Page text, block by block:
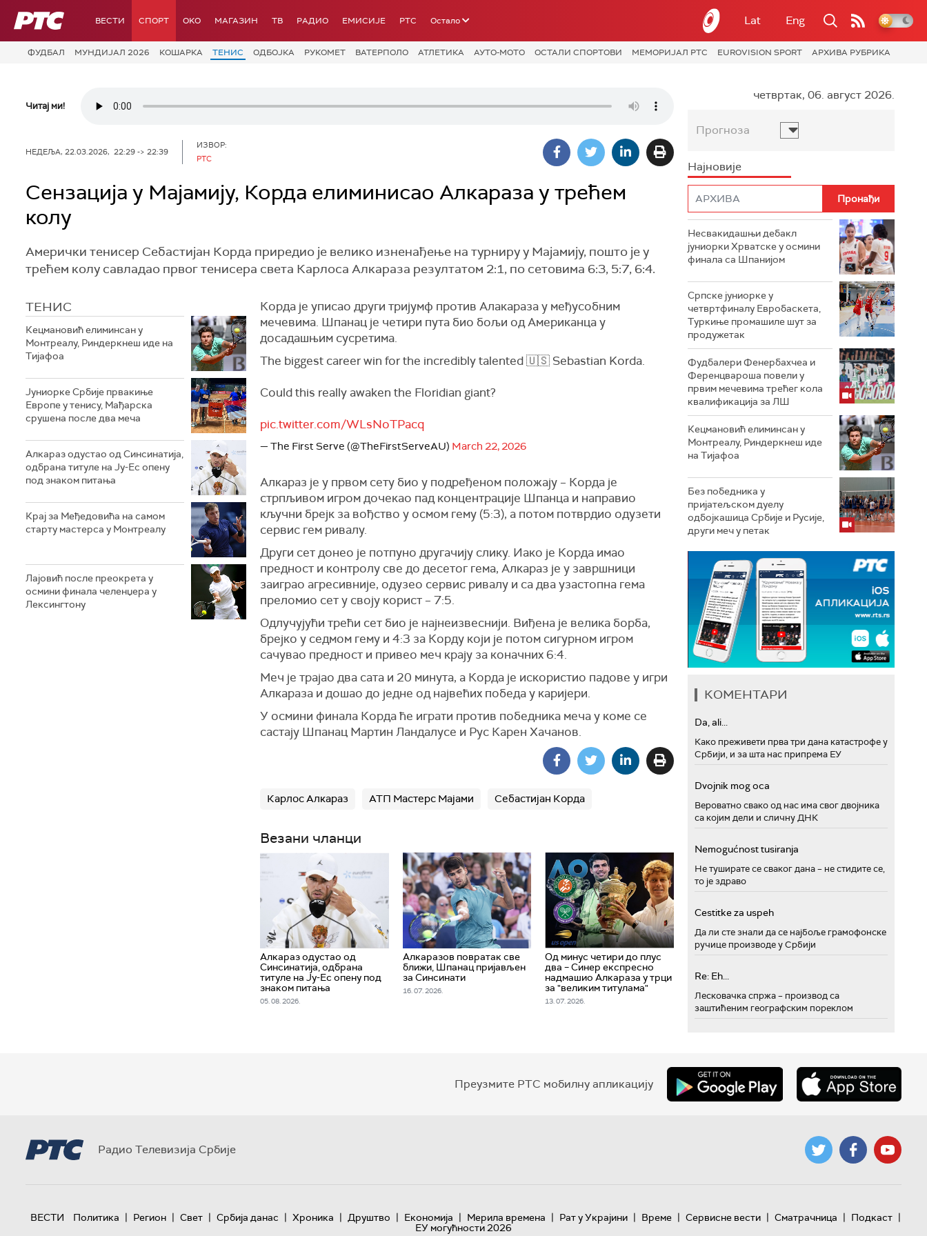
РТС ВЕСТИ СПОРТ OKO МАГАЗИН ТВ РАДИО ЕМИСИЈЕ РТС Остало Lat Eng
ФУДБАЛ МУНДИЈАЛ 2026 КОШАРКА ТЕНИС ОДБОЈКА РУКОМЕТ ВАТЕРПОЛО АТЛЕТИКА АУТО-МОТО ОСТАЛИ СПОРТОВИ МЕМОРИЈАЛ РТС EUROVISION SPORT АРХИВА РУБРИКА
Читај ми!
НЕДЕЉА, 22.03.2026, 22:29 -> 22:39
ИЗВОР:
РТС
Сензација у Мајамију, Корда елиминисао Алкараза у трећем
колу
Амерички тенисер Себастијан Корда приредио је велико изненађење на турниру у Мајамију, пошто је у
трећем колу савладао првог тенисера света Карлоса Алкараза резултатом 2:1, по сетовима 6:3, 5:7, 6:4.
ТЕНИС
Кецмановић елиминсан у
Монтреалу, Риндеркнеш иде на
Тијафоа
Јуниорке Србије првакиње
Европе у тенису, Мађарска
срушена после два меча
Алкараз одустао од Синсинатија,
одбрана титуле на Ју-Ес опену
под знаком питања
Крај за Међедовића на самом
старту мастерса у Монтреалу
Лајовић после преокрета у
осмини финала челенџера у
Лексингтону
Корда је уписао други тријумф против Алакараза у међусобним
мечевима. Шпанац је четири пута био бољи од Американца у
досадашњим сусретима.
The biggest career win for the incredibly talented 🇺🇸 Sebastian Korda.
Could this really awaken the Floridian giant?
pic.twitter.com/WLsNoTPacq
— The First Serve (@TheFirstServeAU) March 22, 2026
Алкараз је у првом сету био у подређеном положају – Корда је
стрпљивом игром дочекао пад концентрације Шпанца и направио
кључни брејк за вођство у осмом гему (5:3), а потом потврдио одузети
сервис гем ривалу.
Други сет донео је потпуно другачију слику. Иако је Корда имао
предност и контролу све до десетог гема, Алкараз је у завршници
заиграо агресивније, одузео сервис ривалу и са два узастопна гема
преломио сет у своју корист – 7:5.
Одлучујући трећи сет био је најнеизвеснији. Виђена је велика борба,
брејко у седмом гему и 4:3 за Корду који је потом сигурном игром
сачувао предност и привео меч крају за коначних 6:4.
Меч је трајао два сата и 20 минута, а Корда је искористио падове у игри
Алкараза и дошао до једне од највећих победа у каријери.
У осмини финала Корда ће играти против победника меча у коме се
састају Шпанац Мартин Ландалусе и Рус Карен Хачанов.
Карлос Алкараз АТП Мастерс Мајами Себастијан Корда
Везани чланци
Алкараз одустао од
Синсинатија, одбрана
титуле на Ју-Ес опену под
знаком питања
05. 08. 2026.
Алкаразов повратак све
ближи, Шпанац пријављен
за Синсинати
16. 07. 2026.
Од минус четири до плус
два – Синер експресно
надмашио Алкараза у трци
за "великим титулама"
13. 07. 2026.
четвртак, 06. август 2026.
Прогноза
Најновије
Несвакидашњи дебакл
јуниорки Хрватске у осмини
финала са Шпанијом
Српске јуниорке у
четвртфиналу Евробаскета,
Туркиње промашиле шут за
продужетак
Фудбалери Фенербахчеа и
Ференцвароша повели у
првим мечевима трећег кола
квалификација за ЛШ
Кецмановић елиминсан у
Монтреалу, Риндеркнеш иде
на Тијафоа
Без победника у
пријатељском дуелу
одбојкашица Србије и Русије,
други меч у петак
КОМЕНТАРИ
Da, ali...
Како преживети прва три дана катастрофе у
Србији, и за шта нас припрема ЕУ
Dvojnik mog oca
Вероватно свако од нас има свог двојника
са којим дели и сличну ДНК
Nemogućnost tusiranja
Не туширате се сваког дана – не стидите се,
то је здраво
Cestitke za uspeh
Да ли сте знали да се најбоље грамофонске
ручице производе у Србији
Re: Eh...
Лесковачка спржа – производ са
заштићеним географским пореклом
Преузмите РТС мобилну апликацију
Радио Телевизија Србије
ВЕСТИ Политика | Регион | Свет | Србија данас | Хроника | Друштво | Економија | Мерила времена | Рат у Украјини | Време | Сервисне вести | Сматрачница | Подкаст |
ЕУ могућности 2026